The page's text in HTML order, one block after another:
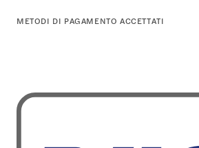
METODI DI PAGAMENTO ACCETTATI